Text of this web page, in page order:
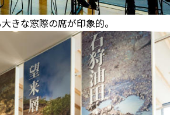
きな窓際の席が印象的。